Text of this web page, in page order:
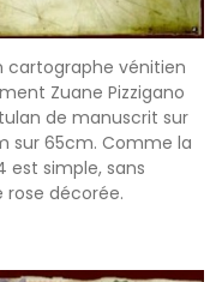
cartographe vénitien
Zuane Pizzigano
de manuscrit sur
sur 65cm. Comme la
est simple, sans
rose décorée.